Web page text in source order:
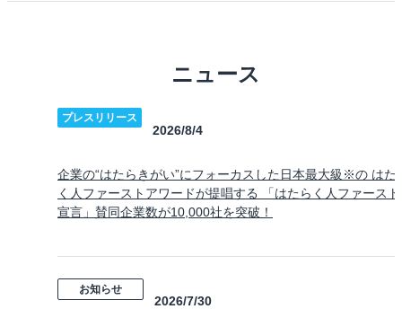
ニュース
プレスリリース
2026/8/4
企業の“はたらきがい”にフォーカスした日本最大級※の はた
く人ファーストアワードが提唱する 「はたらく人ファースト
宣言」賛同企業数が10,000社を突破！
お知らせ
2026/7/30